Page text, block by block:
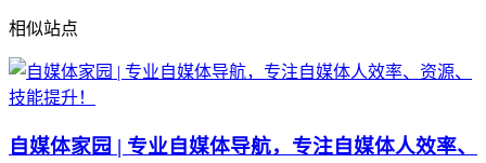
相似站点
自媒体家园 | 专业自媒体导航，专注自媒体人效率、